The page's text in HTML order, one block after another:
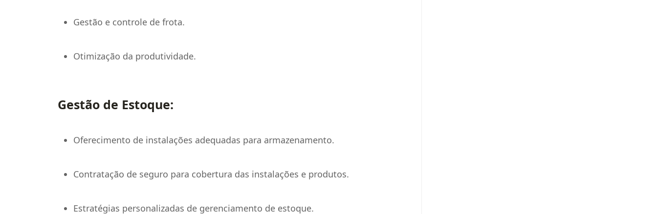
Gestão e controle de frota.
Otimização da produtividade.
Gestão de Estoque:
Oferecimento de instalações adequadas para armazenamento.
Contratação de seguro para cobertura das instalações e produtos.
Estratégias personalizadas de gerenciamento de estoque.